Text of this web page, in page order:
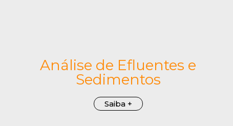
Análise de Efluentes e
Sedimentos
Saiba +